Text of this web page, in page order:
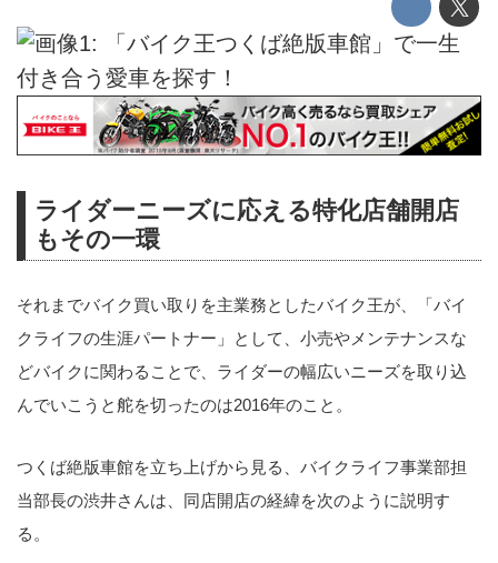
ライダーニーズに応える特化店舗開店
もその一環
それまでバイク買い取りを主業務としたバイク王が、「バイ
クライフの生涯パートナー」として、小売やメンテナンスな
どバイクに関わることで、ライダーの幅広いニーズを取り込
んでいこうと舵を切ったのは2016年のこと。
つくば絶版車館を立ち上げから見る、バイクライフ事業部担
当部長の渋井さんは、同店開店の経緯を次のように説明す
る。